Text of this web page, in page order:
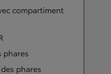
compartiment
phares
phares